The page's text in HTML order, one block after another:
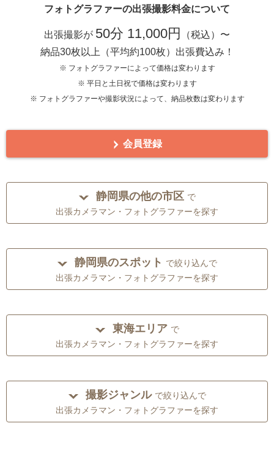
フォトグラファーの出張撮影料金について
出張撮影が 50分 11,000円
（税込）〜
納品30枚以上（平均約100枚）出張費込み！
※ フォトグラファーによって価格は変わります
※ 平日と土日祝で価格は変わります
※ フォトグラファーや撮影状況によって、納品枚数は変わります
会員登録
静岡県の他の市区 で
出張カメラマン・フォトグラファーを探す
静岡県のスポット で絞り込んで
出張カメラマン・フォトグラファーを探す
東海エリア で
出張カメラマン・フォトグラファーを探す
撮影ジャンル で絞り込んで
出張カメラマン・フォトグラファーを探す